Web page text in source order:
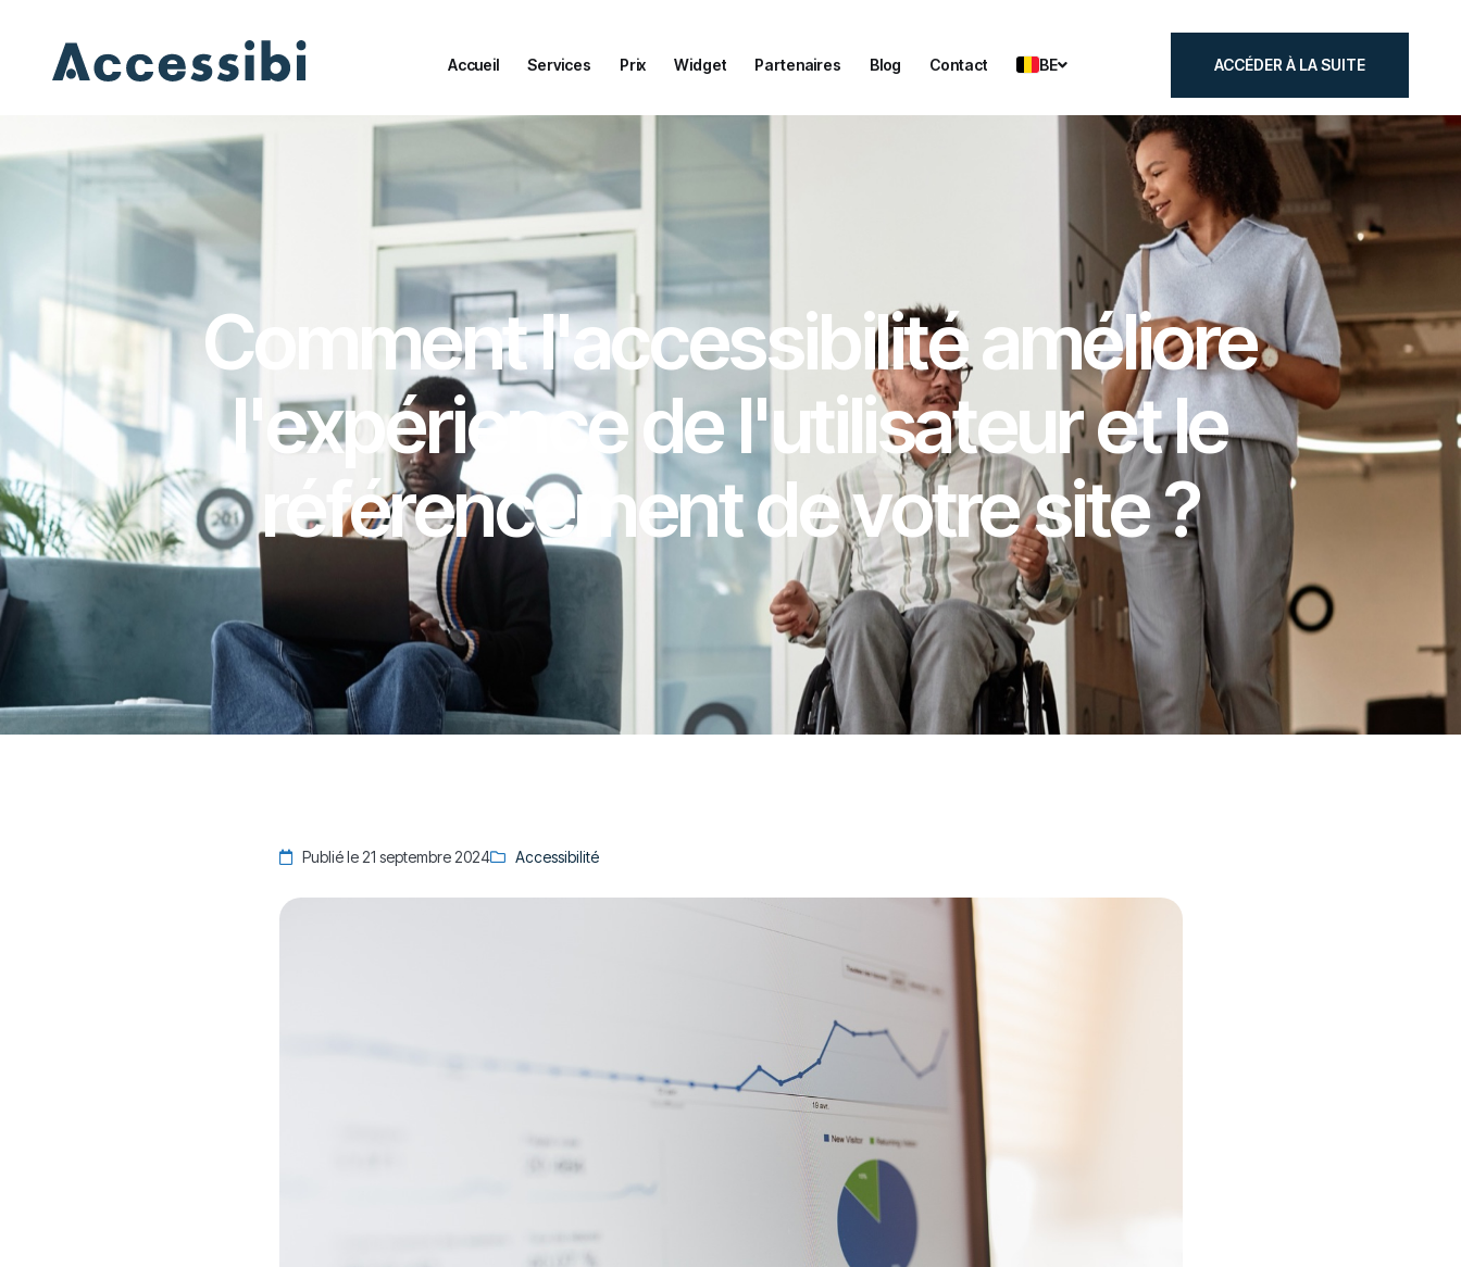
Accueil
Services
Prix
Widget
Partenaires
Blog
Contact
BE
ACCÉDER À LA SUITE
Comment l'accessibilité améliore
l'expérience de l'utilisateur et le
référencement de votre site ?
Publié le 21 septembre 2024 Accessibilité